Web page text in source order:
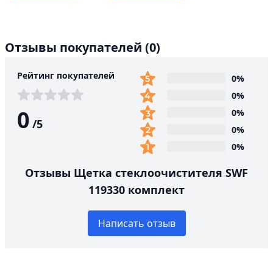
Отзывы покупателей (0)
Рейтинг покупателей
0 /5
0%
0%
0%
0%
0%
Отзывы Щетка стеклоочистителя SWF
119330 комплект
Написать отзыв